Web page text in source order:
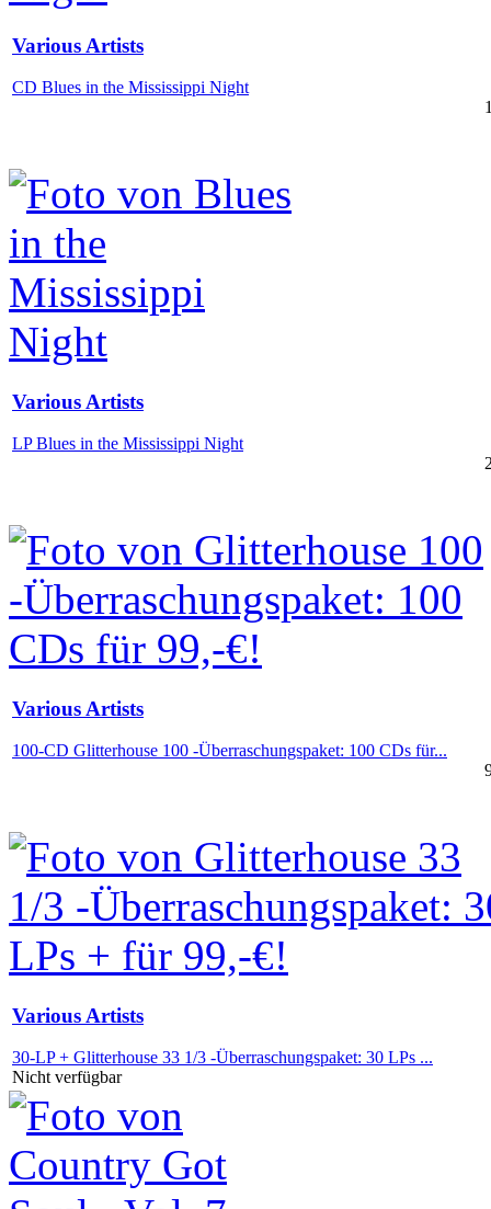
Various Artists
CD Blues in the Mississippi Night
Various Artists
LP Blues in the Mississippi Night
Various Artists
100-CD Glitterhouse 100 -Überraschungspaket: 100 CDs für...
Various Artists
30-LP + Glitterhouse 33 1/3 -Überraschungspaket: 30 LPs ...
Nicht verfügbar